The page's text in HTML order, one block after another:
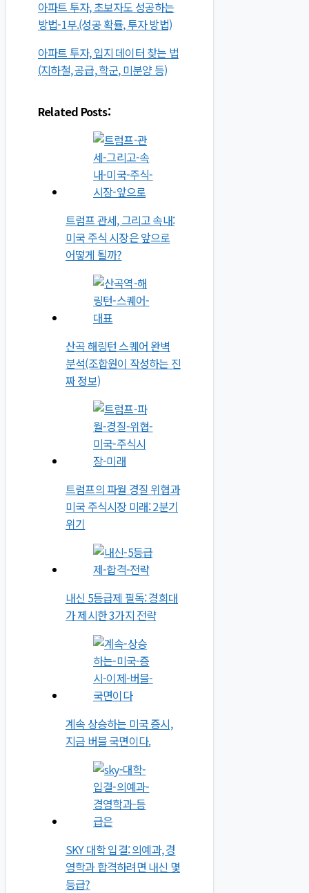
아파트 투자, 초보자도 성공하는
방법-1부.(성공 확률, 투자 방법)
아파트 투자, 입지 데이터 찾는 법
(지하철, 공급, 학군, 미분양 등)
Related Posts:
트럼프 관세, 그리고 속내:
미국 주식 시장은 앞으로
어떻게 될까?
산곡 해링턴 스퀘어 완벽
분석(조합원이 작성하는 진
짜 정보)
트럼프의 파월 경질 위협과
미국 주식시장 미래: 2분기
위기
내신 5등급제 필독: 경희대
가 제시한 3가지 전략
계속 상승하는 미국 증시,
지금 버블 국면이다.
SKY 대학 입결: 의예과, 경
영학과 합격하려면 내신 몇
등급?